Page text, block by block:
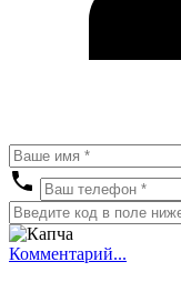
Комментарий...